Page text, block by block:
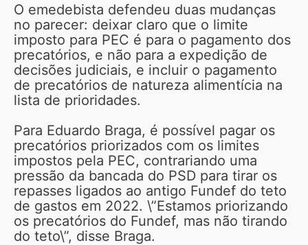
O emedebista defendeu duas mudanças
no parecer: deixar claro que o limite
imposto para PEC é para o pagamento dos
precatórios, e não para a expedição de
decisões judiciais, e incluir o pagamento
de precatórios de natureza alimentícia na
lista de prioridades.
Para Eduardo Braga, é possível pagar os
precatórios priorizados com os limites
impostos pela PEC, contrariando uma
pressão da bancada do PSD para tirar os
repasses ligados ao antigo Fundef do teto
de gastos em 2022. \”Estamos priorizando
os precatórios do Fundef, mas não tirando
do teto\”, disse Braga.